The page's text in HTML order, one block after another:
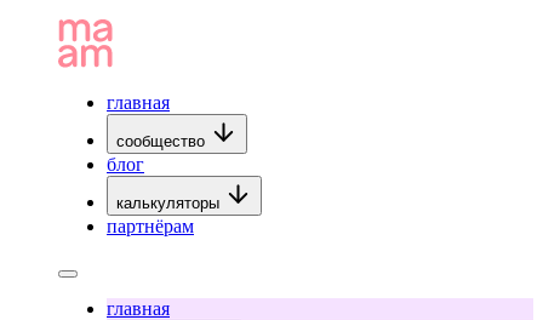
главная
сообщество
блог
калькуляторы
партнёрам
главная